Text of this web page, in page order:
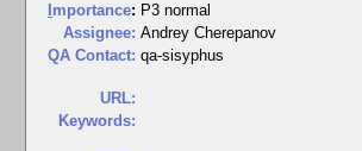
mportance: P3 normal
Assignee: Andrey Cherepanov
QA Contact: qa-sisyphus
URL:
Keywords: